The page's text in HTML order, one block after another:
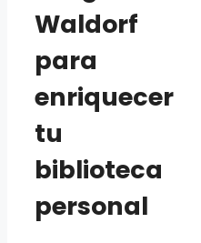
Waldorf
para
enriquecer
tu
biblioteca
personal